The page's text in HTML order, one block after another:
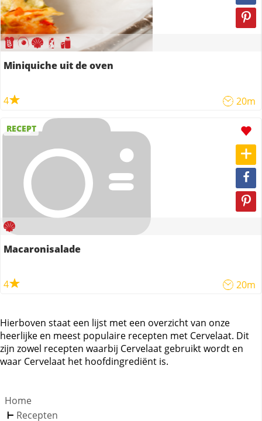
Miniquiche uit de oven
4 20m
RECEPT
Macaronisalade
4 20m
Hierboven staat een lijst met een overzicht van onze
heerlijke en meest populaire recepten met Cervelaat. Dit
zijn zowel recepten waarbij Cervelaat gebruikt wordt en
waar Cervelaat het hoofdingrediënt is.
Home
Recepten